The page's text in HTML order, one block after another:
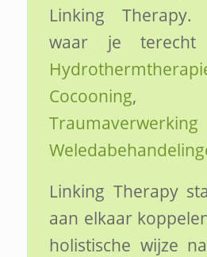
Linking
waar je
Cocooning
Traumaverwerking
Linking Therapy
aan elkaar
holistische wijze